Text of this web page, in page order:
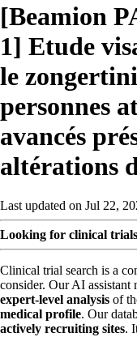
[Beamion
1] Etude
le
personnes
avancés
altérations
Last updated on Jul 22,
Looking for clinical
Clinical trial search is a
consider. Our AI
expert-level analysis of
medical profile. Our
actively recruiting sites.